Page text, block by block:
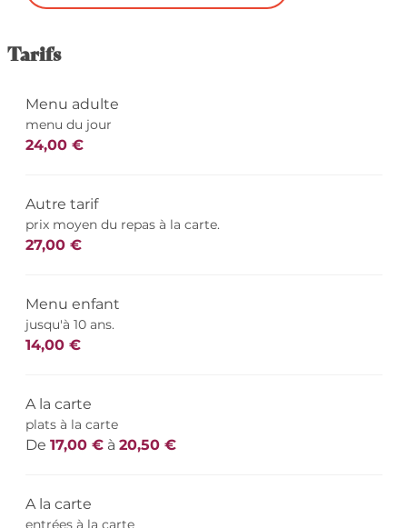
Tarifs
Menu adulte
menu du jour
24,00 €
Autre tarif
prix moyen du repas à la carte.
27,00 €
Menu enfant
jusqu'à 10 ans.
14,00 €
A la carte
plats à la carte
De 17,00 €à 20,50 €
A la carte
entrées à la carte